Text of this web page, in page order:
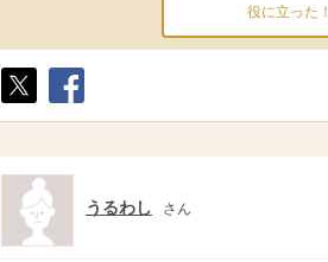
役に立った！
ト
ア
うるわし さん